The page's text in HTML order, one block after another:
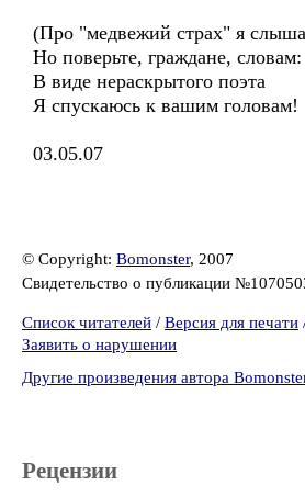
(Про "медвежий страх" я
Но поверьте, граждане, словам:
В виде нераскрытого поэта
Я спускаюсь к вашим головам!
03.05.07
© Copyright: Bomonster, 2007
Свидетельство о публикации
Список читателей / Версия для печати
Заявить о нарушении
Другие произведения автора
Рецензии